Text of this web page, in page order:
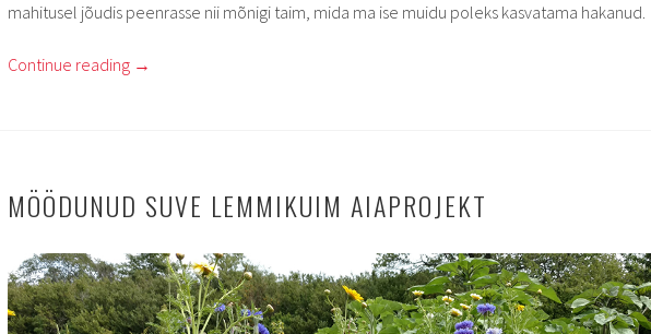
mahitusel jõudis peenrasse nii mõnigi taim, mida ma ise muidu poleks kasvatama hakanud.
Continue reading →
MÖÖDUNUD SUVE LEMMIKUIM AIAPROJEKT